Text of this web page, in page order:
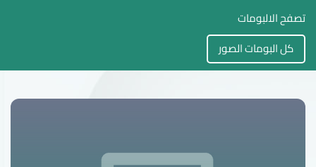
تصفح الالبومات
كل البومات الصور